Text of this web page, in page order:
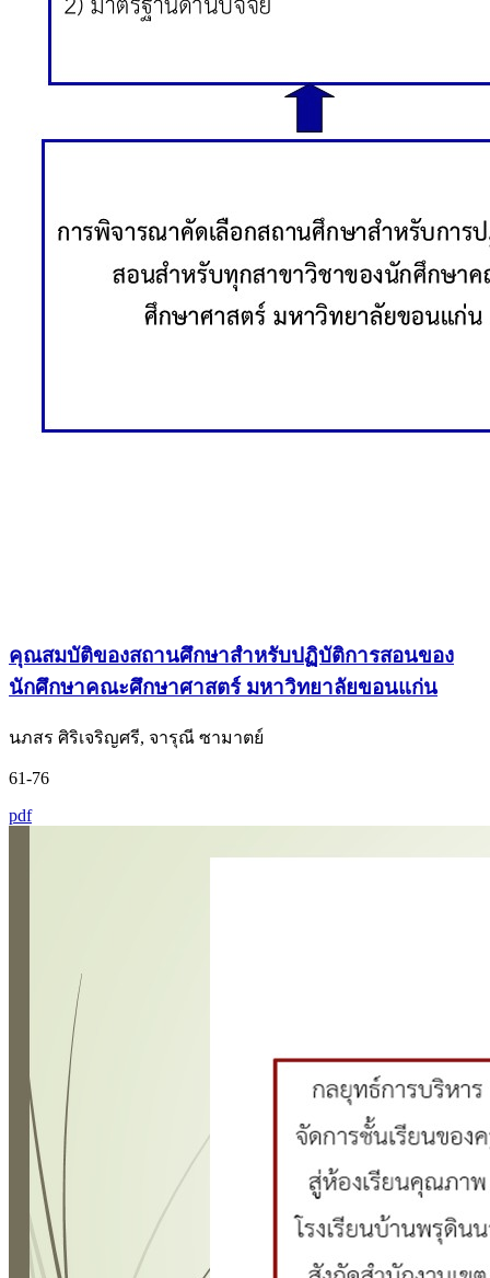
คุณสมบัติของสถานศึกษาสำหรับปฏิบัติการสอนของ
นักศึกษาคณะศึกษาศาสตร์ มหาวิทยาลัยขอนแก่น
นภสร ศิริเจริญศรี, จารุณี ซามาตย์
61-76
pdf